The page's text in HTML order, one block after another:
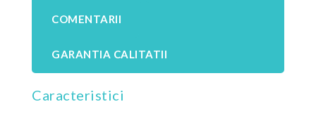
COMENTARII
GARANTIA CALITATII
Caracteristici